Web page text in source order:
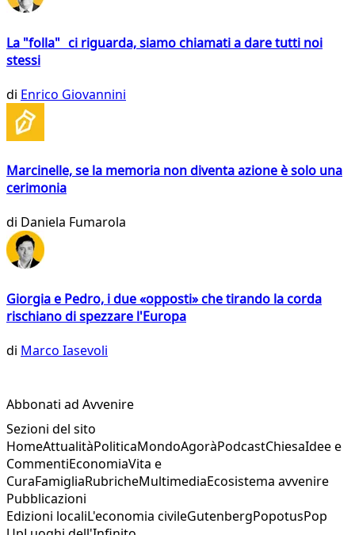
La "folla" ci riguarda, siamo chiamati a dare tutti noi
stessi
di Enrico Giovannini
Marcinelle, se la memoria non diventa azione è solo una
cerimonia
di Daniela Fumarola
Giorgia e Pedro, i due «opposti» che tirando la corda
rischiano di spezzare l'Europa
di Marco Iasevoli
Abbonati ad Avvenire
Sezioni del sito
HomeAttualitàPoliticaMondoAgoràPodcastChiesaIdee e
CommentiEconomiaVita e
CuraFamigliaRubricheMultimediaEcosistema avvenire
Pubblicazioni
Edizioni localiL'economia civileGutenbergPopotusPop